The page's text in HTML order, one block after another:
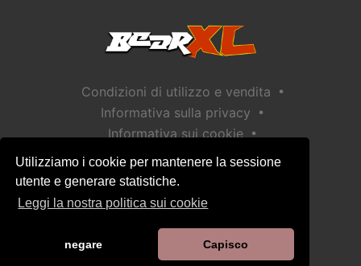
Utilizziamo i cookie per mantenere la sessione
utente e generare statistiche.
Leggi la nostra politica sui cookie
negare Capisco
Condizioni di utilizzo e vendita •
Informativa sulla privacy •
Informativa sui cookie •
Politica sulla sicurezza dei bambini
Aiuto / Contatto